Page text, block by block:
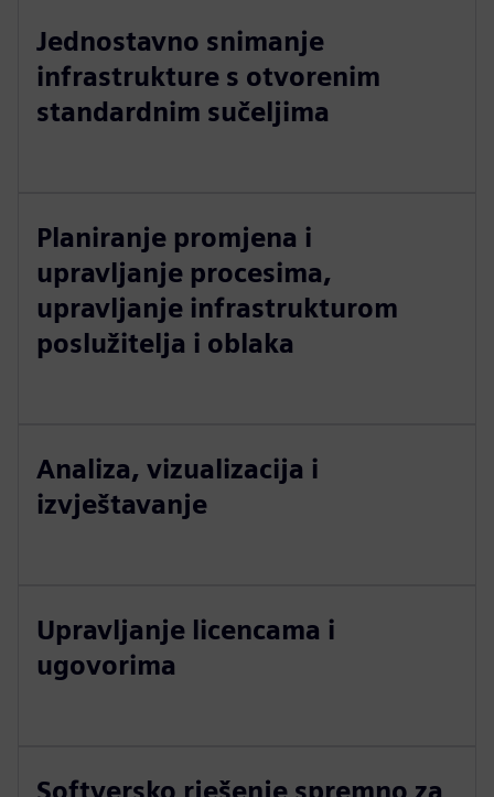
Jednostavno snimanje
infrastrukture s otvorenim
standardnim sučeljima
Planiranje promjena i
upravljanje procesima,
upravljanje infrastrukturom
poslužitelja i oblaka
Analiza, vizualizacija i
izvještavanje
Upravljanje licencama i
ugovorima